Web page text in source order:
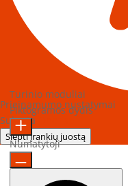
Prieinamumo nustatymai
Sukurta
Slėpti įrankių juostą
Turinio moduliai
Piktogramos dydis
Numatytoji